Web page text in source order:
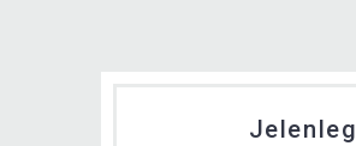
Jelenleg